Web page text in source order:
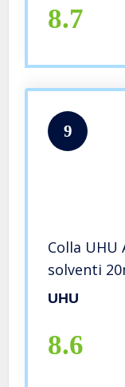
Preciso,
8.7
9
Colla
solventi
UHU
8.6